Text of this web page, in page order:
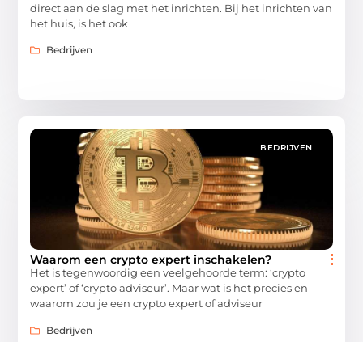
direct aan de slag met het inrichten. Bij het inrichten van
het huis, is het ook
Bedrijven
BEDRIJVEN
Waarom een crypto expert inschakelen?
Het is tegenwoordig een veelgehoorde term: ‘crypto
expert’ of ‘crypto adviseur’. Maar wat is het precies en
waarom zou je een crypto expert of adviseur
Bedrijven